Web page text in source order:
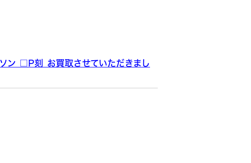
ン □P刻 お買取させていただきまし